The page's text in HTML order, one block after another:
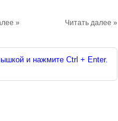
» Читать далее »
и нажмите Ctrl + Enter.